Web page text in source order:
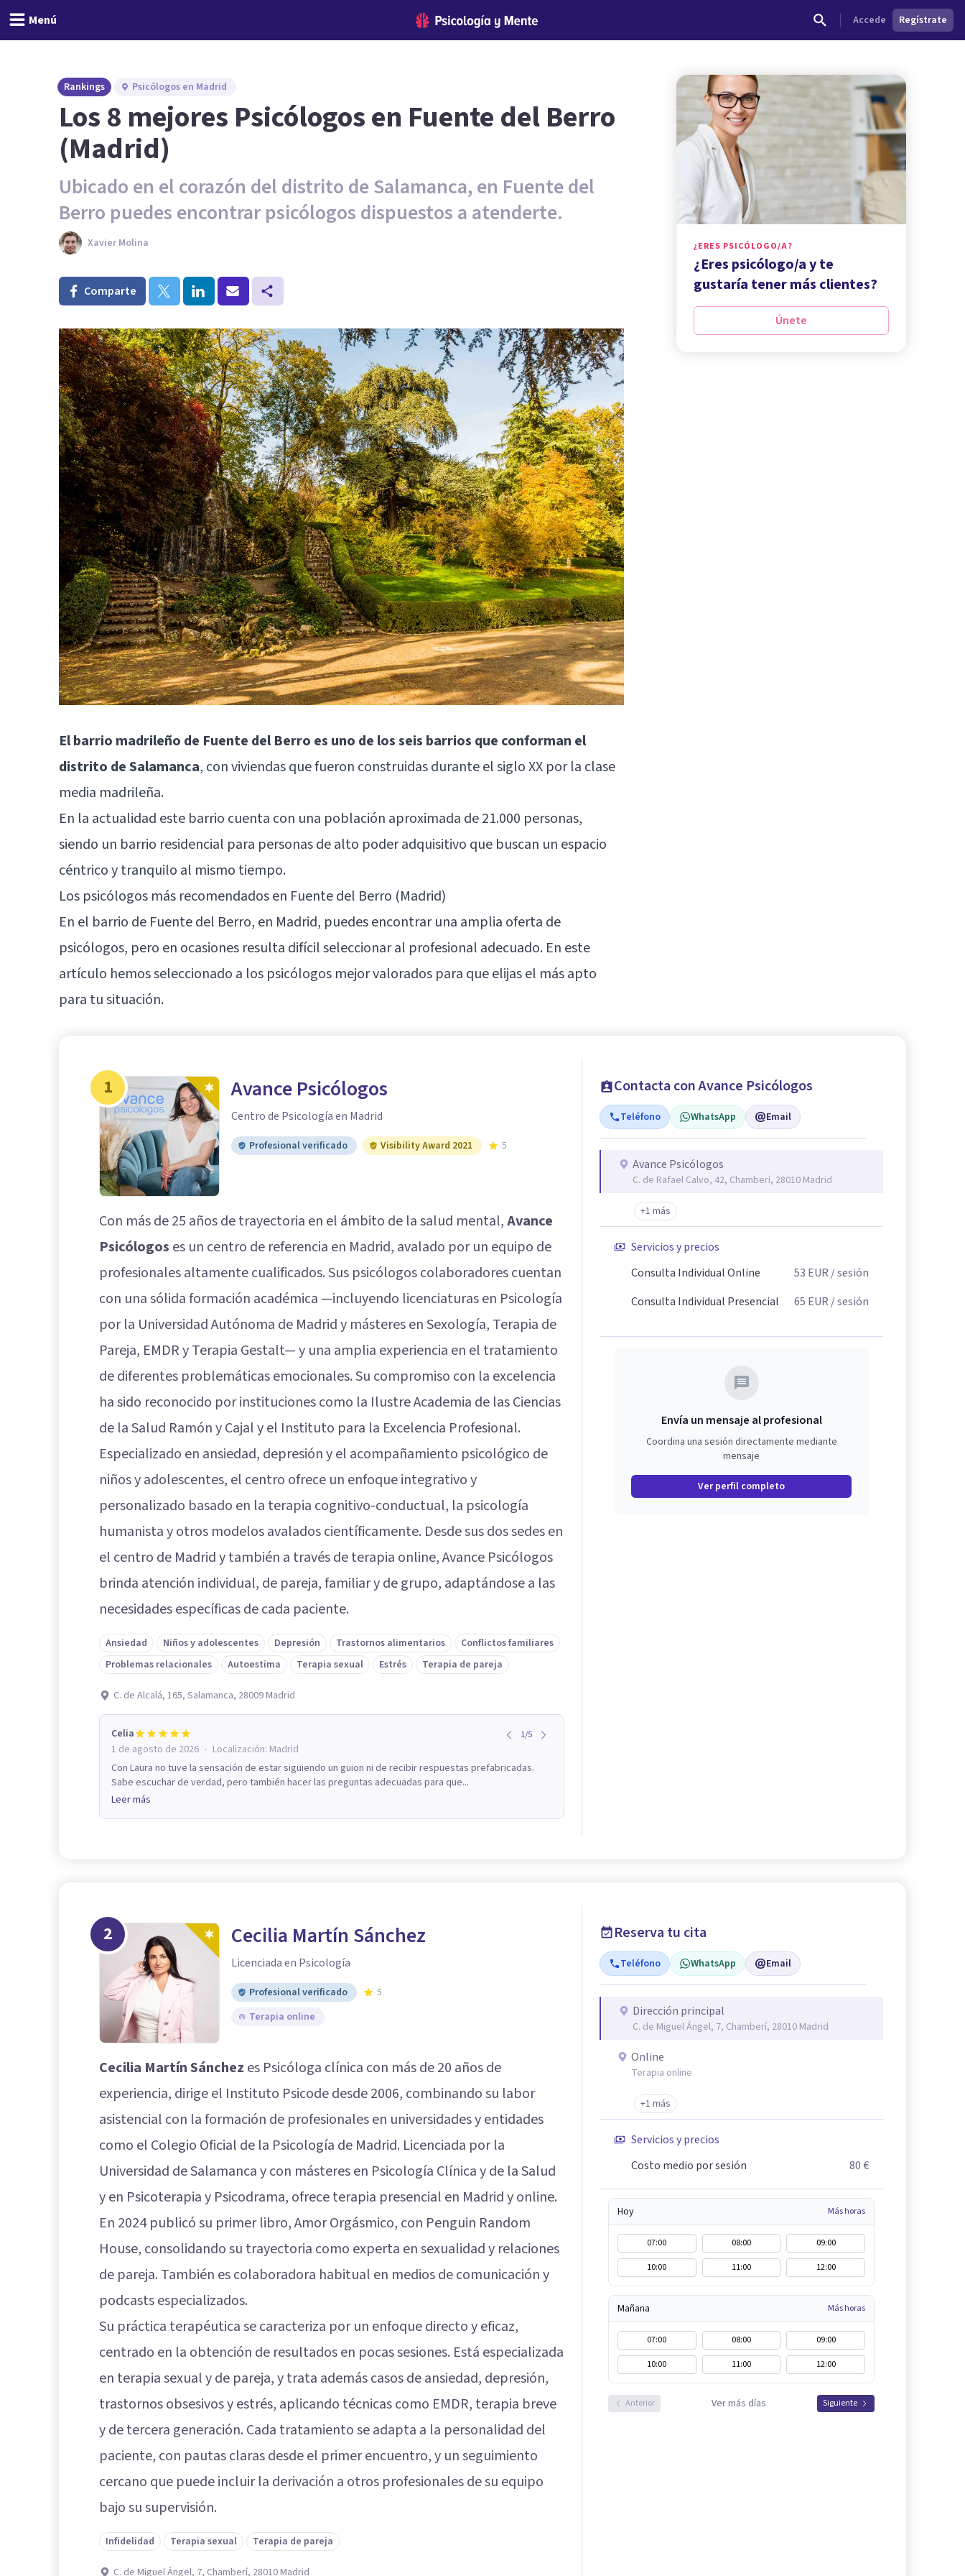
Menú Accede Regístrate
Rankings Psicólogos en Madrid
Los 8 mejores Psicólogos en Fuente del Berro
(Madrid)
Ubicado en el corazón del distrito de Salamanca, en Fuente del
Berro puedes encontrar psicólogos dispuestos a atenderte.
Xavier Molina
Comparte
El barrio madrileño de Fuente del Berro es uno de los seis barrios que conforman el
distrito de Salamanca, con viviendas que fueron construidas durante el siglo XX por la clase
media madrileña.
En la actualidad este barrio cuenta con una población aproximada de 21.000 personas,
siendo un barrio residencial para personas de alto poder adquisitivo que buscan un espacio
céntrico y tranquilo al mismo tiempo.
Los psicólogos más recomendados en Fuente del Berro (Madrid)
En el barrio de Fuente del Berro, en Madrid, puedes encontrar una amplia oferta de
psicólogos, pero en ocasiones resulta difícil seleccionar al profesional adecuado. En este
artículo hemos seleccionado a los psicólogos mejor valorados para que elijas el más apto
para tu situación.
¿ERES PSICÓLOGO/A?
¿Eres psicólogo/a y te
gustaría tener más clientes?
Únete
1 Avance Psicólogos
Centro de Psicología en Madrid
Profesional verificado Visibility Award 2021 5
Con más de 25 años de trayectoria en el ámbito de la salud mental,Avance
Psicólogos es un centro de referencia en Madrid, avalado por un equipo de
profesionales altamente cualificados. Sus psicólogos colaboradores cuentan
con una sólida formación académica —incluyendo licenciaturas en Psicología
por la Universidad Autónoma de Madrid y másteres en Sexología, Terapia de
Pareja, EMDR y Terapia Gestalt— y una amplia experiencia en el tratamiento
de diferentes problemáticas emocionales. Su compromiso con la excelencia
ha sido reconocido por instituciones como la Ilustre Academia de las Ciencias
de la Salud Ramón y Cajal y el Instituto para la Excelencia Profesional.
Especializado en ansiedad, depresión y el acompañamiento psicológico de
niños y adolescentes, el centro ofrece un enfoque integrativo y
personalizado basado en la terapia cognitivo-conductual, la psicología
humanista y otros modelos avalados científicamente. Desde sus dos sedes en
el centro de Madrid y también a través de terapia online, Avance Psicólogos
brinda atención individual, de pareja, familiar y de grupo, adaptándose a las
necesidades específicas de cada paciente.
Ansiedad Niños y adolescentes Depresión Trastornos alimentarios
Conflictos familiares
Problemas relacionales
Autoestima Terapia sexual Estrés Terapia de pareja
C. de Alcalá, 165, Salamanca, 28009 Madrid
Celia 1/5
1 de agosto de 2026 · Localización: Madrid
Con Laura no tuve la sensación de estar siguiendo un guion ni de recibir respuestas prefabricadas.
Sabe escuchar de verdad, pero también hacer las preguntas adecuadas para que...
Leer más
Contacta con Avance Psicólogos
Teléfono WhatsApp Email
Avance Psicólogos
C. de Rafael Calvo, 42, Chamberí, 28010 Madrid
+1 más
Servicios y precios
Consulta Individual Online
53 EUR/ sesión
Consulta Individual Presencial
65 EUR/ sesión
Envía un mensaje al profesional
Coordina una sesión directamente mediante
mensaje
Ver perfil completo
2 Cecilia Martín Sánchez
Licenciada en Psicología
Profesional verificado
5
Terapia online
Cecilia Martín Sánchez es Psicóloga clínica con más de 20 años de
experiencia, dirige el Instituto Psicode desde 2006, combinando su labor
asistencial con la formación de profesionales en universidades y entidades
como el Colegio Oficial de la Psicología de Madrid. Licenciada por la
Universidad de Salamanca y con másteres en Psicología Clínica y de la Salud
y en Psicoterapia y Psicodrama, ofrece terapia presencial en Madrid y online.
En 2024 publicó su primer libro, Amor Orgásmico, con Penguin Random
House, consolidando su trayectoria como experta en sexualidad y relaciones
de pareja. También es colaboradora habitual en medios de comunicación y
podcasts especializados.
Su práctica terapéutica se caracteriza por un enfoque directo y eficaz,
centrado en la obtención de resultados en pocas sesiones. Está especializada
en terapia sexual y de pareja, y trata además casos de ansiedad, depresión,
trastornos obsesivos y estrés, aplicando técnicas como EMDR, terapia breve
y de tercera generación. Cada tratamiento se adapta a la personalidad del
paciente, con pautas claras desde el primer encuentro, y un seguimiento
cercano que puede incluir la derivación a otros profesionales de su equipo
bajo su supervisión.
Infidelidad Terapia sexual Terapia de pareja
C. de Miguel Ángel, 7, Chamberí, 28010 Madrid
Reserva tu cita
Teléfono WhatsApp Email
Dirección principal
C. de Miguel Ángel, 7, Chamberí, 28010 Madrid
Online
Terapia online
+1 más
Servicios y precios
Costo medio por sesión
80 €
Hoy Más horas
07:00 08:00
09:00
10:00
11:00 12:00
Mañana Más horas
07:00 08:00
09:00
10:00
11:00 12:00
Anterior Ver más días Siguiente